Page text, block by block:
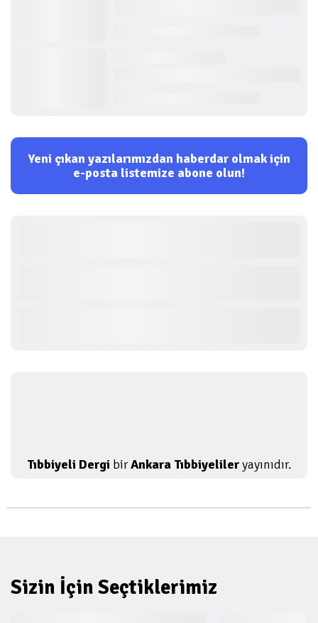
Yeni çıkan yazılarımızdan haberdar olmak için
e-posta listemize abone olun!
Tıbbiyeli Dergi birAnkara Tıbbiyelileryayınıdır.
Sizin İçin Seçtiklerimiz